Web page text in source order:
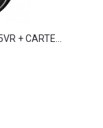
+ CARTE...